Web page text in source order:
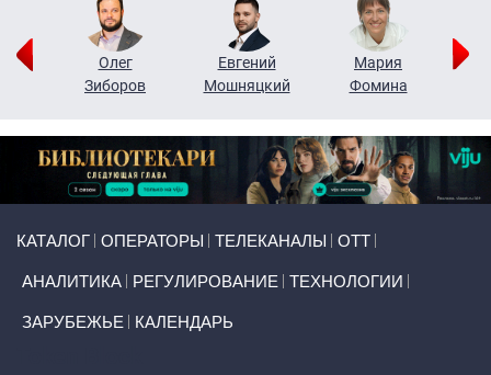
Олег
Зиборов
Евгений
Мошняцкий
Мария
Фомина
КАТАЛОГ ОПЕРАТОРЫ ТЕЛЕКАНАЛЫ ОТТ
АНАЛИТИКА РЕГУЛИРОВАНИЕ ТЕХНОЛОГИИ
ЗАРУБЕЖЬЕ КАЛЕНДАРЬ